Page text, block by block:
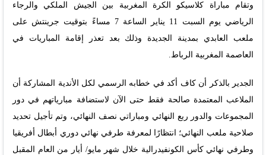
وتقام مباراة كلاسيكو الكرة المغربية بين الجيش الملكي والرجاء
الرياضي يوم السبت 11 يناير الساعة 7 مساءً بتوقيت جرينتش على
ملعب العابدي بمدينة الجديدة وذلك بعد تعذر إقامة المباريات في
العاصمة المغربية الرباط.
الجدير بالذكر أن كاف أكد في خطابه الرسمي لكل الأندية المشاركة أن
الملاعب المعتمدة صالحة فقط حتى الآن لاستضافة مبارياتهم في دور
المجموعات والدور ربع النهائي ومباراتي نصف النهائي، وتم تأجيل تحديد
صلاحية ملعب النهائي؛ انتظارًا لمعرفة طرفي نهائي دوري أبطال أفريقيا
وطرفي نهائي كأس الكونفيدرالية خلال شهر مايو/ أيار من العام المقبل